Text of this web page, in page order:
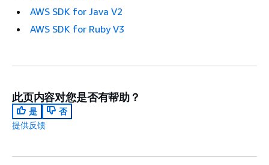
AWS SDK for Java V2
AWS SDK for Ruby V3
此页内容对您是否有帮助？
是
否
提供反馈